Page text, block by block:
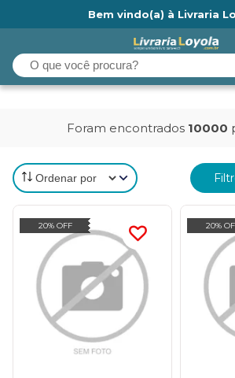
Bem vindo(a) à Livraria
Foram encontrados 10000
20% OFF 20%